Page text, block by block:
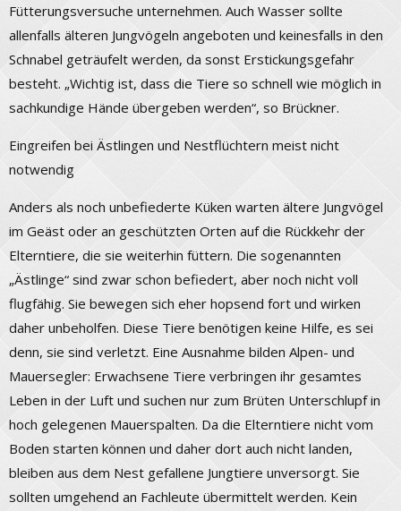
Fütterungsversuche unternehmen. Auch Wasser sollte
allenfalls älteren Jungvögeln angeboten und keinesfalls in den
Schnabel geträufelt werden, da sonst Erstickungsgefahr
besteht. „Wichtig ist, dass die Tiere so schnell wie möglich in
sachkundige Hände übergeben werden“, so Brückner.
Eingreifen bei Ästlingen und Nestflüchtern meist nicht
notwendig
Anders als noch unbefiederte Küken warten ältere Jungvögel
im Geäst oder an geschützten Orten auf die Rückkehr der
Elterntiere, die sie weiterhin füttern. Die sogenannten
„Ästlinge“ sind zwar schon befiedert, aber noch nicht voll
flugfähig. Sie bewegen sich eher hopsend fort und wirken
daher unbeholfen. Diese Tiere benötigen keine Hilfe, es sei
denn, sie sind verletzt. Eine Ausnahme bilden Alpen- und
Mauersegler: Erwachsene Tiere verbringen ihr gesamtes
Leben in der Luft und suchen nur zum Brüten Unterschlupf in
hoch gelegenen Mauerspalten. Da die Elterntiere nicht vom
Boden starten können und daher dort auch nicht landen,
bleiben aus dem Nest gefallene Jungtiere unversorgt. Sie
sollten umgehend an Fachleute übermittelt werden. Kein